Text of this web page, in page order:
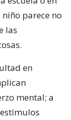
parece no
las
en
mental; a